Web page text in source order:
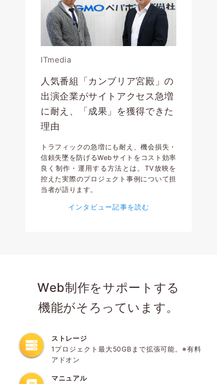
ITmedia
人気番組「カンブリア宮殿」の
出演企業がサイトアクセス急増
に耐え、「成果」を獲得できた
理由
トラフィックの急増にも耐え、機会損失・
信頼失墜を防げるWebサイトをコスト効率
良く制作・運用する方法とは。TV放映を
控えた実際のプロジェクト事例について担
当者が語ります。
インタビュー記事を読む
Web制作をサポートする
機能がそろっています。
ストレージ
1プロジェクト最大50GBまで拡張可能。※有料
アドオン
マニュアル